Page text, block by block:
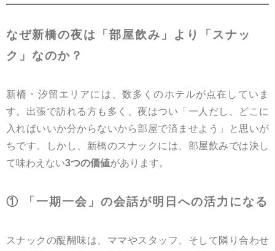
なぜ新橋の夜は「部屋飲み」より「スナッ
ク」なのか？
新橋・汐留エリアには、数多くのホテルが点在していま
す。出張で訪れる方も多く、夜はつい「一人だし、どこに
入ればいいか分からないから部屋で済ませよう」と思いが
ちです。しかし、新橋のスナックには、部屋飲みでは決し
て味わえない3つの価値があります。
① 「一期一会」の会話が明日への活力になる
スナックの醍醐味は、ママやスタッフ、そして隣り合わせ